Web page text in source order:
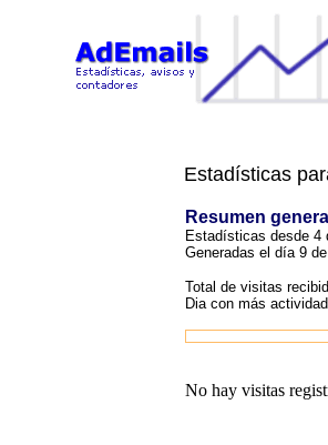
Estadísticas
Resumen
Estadísticas desde 4
Generadas el día 9
Total de visitas
Dia con más
No hay visitas